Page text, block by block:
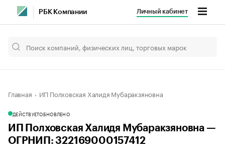
РБК Компании Личный кабинет
Главная ИП Полховская Халидя Мубаракзяновна
ДЕЙСТВУЕТОБНОВЛЕНО
ИП Полховская Халидя Мубаракзяновна —
ОГРНИП: 322169000157412